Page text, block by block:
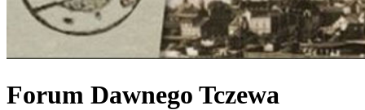
Forum Dawnego Tczewa